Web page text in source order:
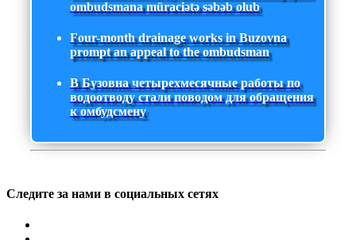
ombudsmana müraciətə səbəb olub
Four-month drainage works in Buzovna
prompt an appeal to the ombudsman
В Бузовна четырехмесячные работы по
водоотводу стали поводом для обращения
к омбудсмену
Следите за нами в социальных сетях